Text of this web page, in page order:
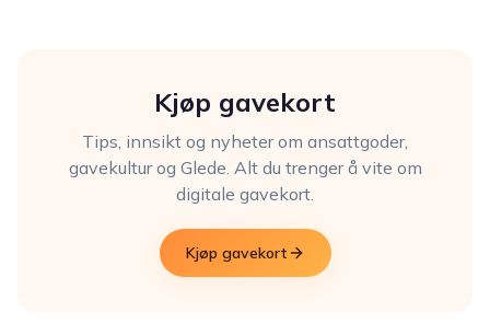
Kjøp gavekort
Tips, innsikt og nyheter om ansattgoder,
gavekultur og Glede. Alt du trenger å vite om
digitale gavekort.
Kjøp gavekort